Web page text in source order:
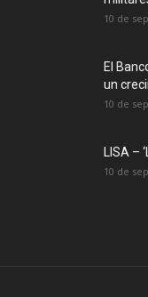
10 de
El
un
10 de
LISA –
10 de